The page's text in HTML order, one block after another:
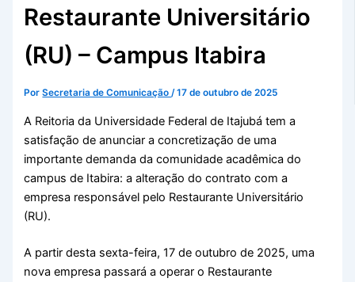
Restaurante Universitário
(RU) – Campus Itabira
PorSecretaria de Comunicação/17 de outubro de 2025
A Reitoria da Universidade Federal de Itajubá tem a
satisfação de anunciar a concretização de uma
importante demanda da comunidade acadêmica do
campus de Itabira: a alteração do contrato com a
empresa responsável pelo Restaurante Universitário
(RU).
A partir desta sexta-feira, 17 de outubro de 2025, uma
nova empresa passará a operar o Restaurante